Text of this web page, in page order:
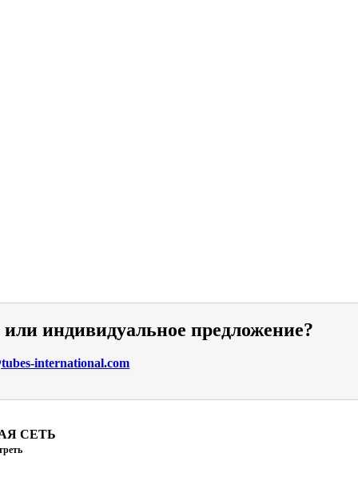
индивидуальное предложение?
international.com
СЕТЬ